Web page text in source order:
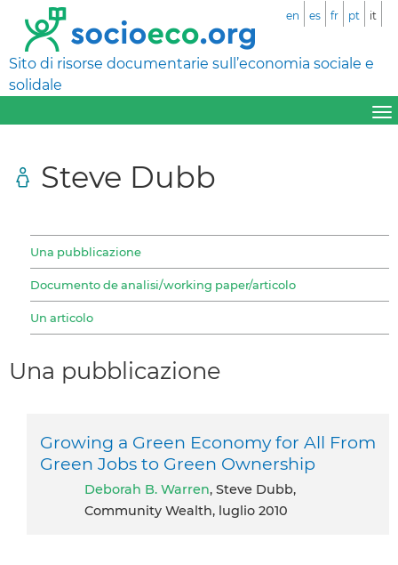
Sito di risorse documentarie sull’economia sociale e
solidale
en es fr pt it
Steve Dubb
Una pubblicazione
Documento de analisi/working paper/articolo
Un articolo
Una pubblicazione
Growing a Green Economy for All From
Green Jobs to Green Ownership
Deborah B. Warren, Steve Dubb,
Community Wealth, luglio 2010